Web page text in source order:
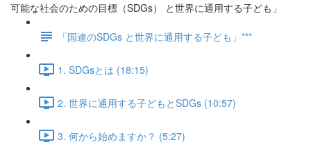
可能な社会のための目標（SDGs） と世界に通用する子ども」
「国連のSDGs と世界に通用する子ども」***
1. SDGsとは (18:15)
2. 世界に通用する子どもとSDGs (10:57)
3. 何から始めますか？ (5:27)